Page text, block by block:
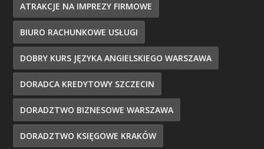
ATRAKCJE NA IMPREZY FIRMOWE
BIURO RACHUNKOWE USŁUGI
DOBRY KURS JĘZYKA ANGIELSKIEGO WARSZAWA
DORADCA KREDYTOWY SZCZECIN
DORADZTWO BIZNESOWE WARSZAWA
DORADZTWO KSIĘGOWE KRAKÓW